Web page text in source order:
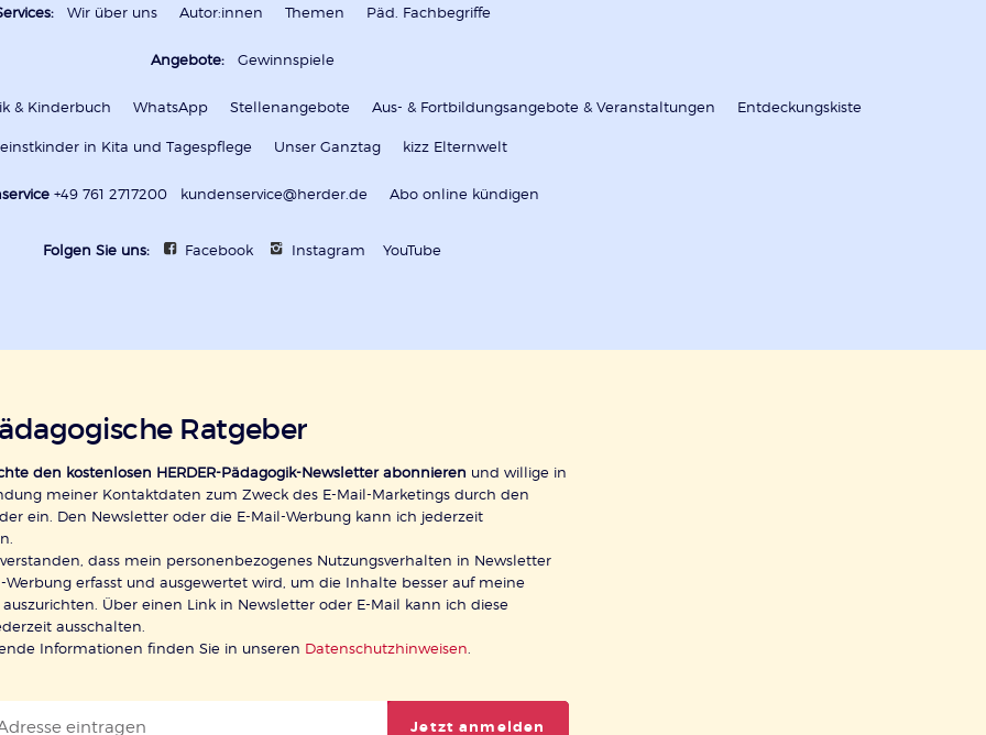
Wir über uns Autor:innen Themen Päd. Fachbegriffe
Angebote: Gewinnspiele
& Kinderbuch WhatsApp Stellenangebote Aus- & Fortbildungsangebote & Veranstaltungen Entdeckungskiste
in Kita und Tagespflege Unser Ganztag kizz Elternwelt
+49 761 2717200 kundenservice@herder.de Abo online kündigen
Folgen Sie uns: Facebook Instagram YouTube
Ratgeber
den kostenlosen HERDER-Pädagogik-Newsletter abonnieren und willige in
meiner Kontaktdaten zum Zweck des E-Mail-Marketings durch den
ein. Den Newsletter oder die E-Mail-Werbung kann ich jederzeit
dass mein personenbezogenes Nutzungsverhalten in Newsletter
Werbung erfasst und ausgewertet wird, um die Inhalte besser auf meine
Über einen Link in Newsletter oder E-Mail kann ich diese
ausschalten.
Informationen finden Sie in unseren Datenschutzhinweisen.
Jetzt anmelden